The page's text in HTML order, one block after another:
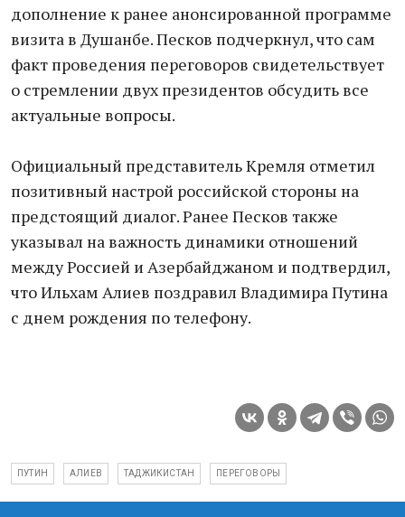
дополнение к ранее анонсированной программе
визита в Душанбе. Песков подчеркнул, что сам
факт проведения переговоров свидетельствует
о стремлении двух президентов обсудить все
актуальные вопросы.
Официальный представитель Кремля отметил
позитивный настрой российской стороны на
предстоящий диалог. Ранее Песков также
указывал на важность динамики отношений
между Россией и Азербайджаном и подтвердил,
что Ильхам Алиев поздравил Владимира Путина
с днем рождения по телефону.
ПУТИН АЛИЕВ ТАДЖИКИСТАН ПЕРЕГОВОРЫ